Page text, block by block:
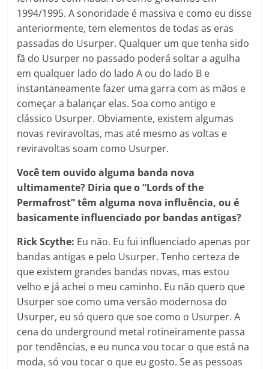
1994/1995. A sonoridade é massiva e como eu disse
anteriormente, tem elementos de todas as eras
passadas do Usurper. Qualquer um que tenha sido
fã do Usurper no passado poderá soltar a agulha
em qualquer lado do lado A ou do lado B e
instantaneamente fazer uma garra com as mãos e
começar a balançar elas. Soa como antigo e
clássico Usurper. Obviamente, existem algumas
novas reviravoltas, mas até mesmo as voltas e
reviravoltas soam como Usurper.
Você tem ouvido alguma banda nova
ultimamente? Diria que o “Lords of the
Permafrost” têm alguma nova influência, ou é
basicamente influenciado por bandas antigas?
Rick Scythe: Eu não. Eu fui influenciado apenas por
bandas antigas e pelo Usurper. Tenho certeza de
que existem grandes bandas novas, mas estou
velho e já achei o meu caminho. Eu não quero que
Usurper soe como uma versão modernosa do
Usurper, eu só quero que soe como o Usurper. A
cena do underground metal rotineiramente passa
por tendências, e eu nunca vou tocar o que está na
moda, só vou tocar o que eu gosto. Se as pessoas